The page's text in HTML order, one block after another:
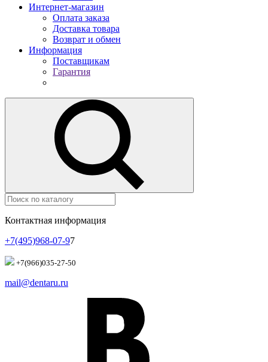
Интернет-магазин
Оплата заказа
Доставка товара
Возврат и обмен
Информация
Поставщикам
Гарантия
Контактная информация
+7(495)968-07-97
+7(966)035-27-50
mail@dentaru.ru